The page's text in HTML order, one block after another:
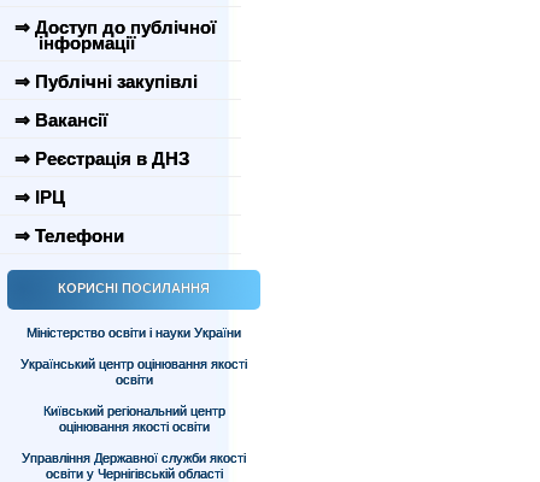
⇒ Доступ до публічної
інформації
⇒ Публічні закупівлі
⇒ Вакансії
⇒ Реєстрація в ДНЗ
⇒ ІРЦ
⇒ Телефони
КОРИСНІ ПОСИЛАННЯ
Міністерство освіти і науки України
Український центр оцінювання якості
освіти
Київський регіональний центр
оцінювання якості освіти
Управління Державної служби якості
освіти у Чернігівській області